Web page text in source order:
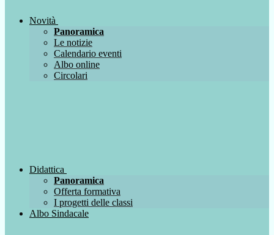
Novità
Panoramica
Le notizie
Calendario eventi
Albo online
Circolari
Didattica
Panoramica
Offerta formativa
I progetti delle classi
Albo Sindacale